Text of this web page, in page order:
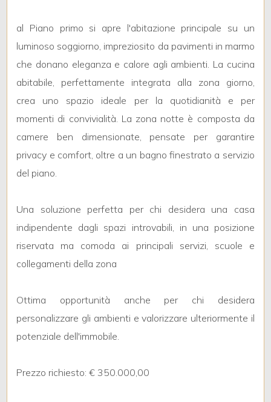
al Piano primo si apre l'abitazione principale su un
luminoso soggiorno, impreziosito da pavimenti in marmo
che donano eleganza e calore agli ambienti. La cucina
abitabile, perfettamente integrata alla zona giorno,
crea uno spazio ideale per la quotidianità e per
momenti di convivialità. La zona notte è composta da
camere ben dimensionate, pensate per garantire
privacy e comfort, oltre a un bagno finestrato a servizio
del piano.
Una soluzione perfetta per chi desidera una casa
indipendente dagli spazi introvabili, in una posizione
riservata ma comoda ai principali servizi, scuole e
collegamenti della zona
Ottima opportunità anche per chi desidera
personalizzare gli ambienti e valorizzare ulteriormente il
potenziale dell'immobile.
Prezzo richiesto: € 350.000,00
2
5+
Camere
minime
Qualsiasi
2
3